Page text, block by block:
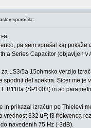
sporočila:
a.
pa sem vprašal kaj pokaže
a Series Capacitor (objavljen v
LS3/5a 15ohmsko verzijo
spodnji del spektra. Sicer me je
B110a (SP1003) in so
in prikazal izračun po Thielevi
vrednost 332 uF; f3 frekvenca
navedenih 75 Hz (-3dB).